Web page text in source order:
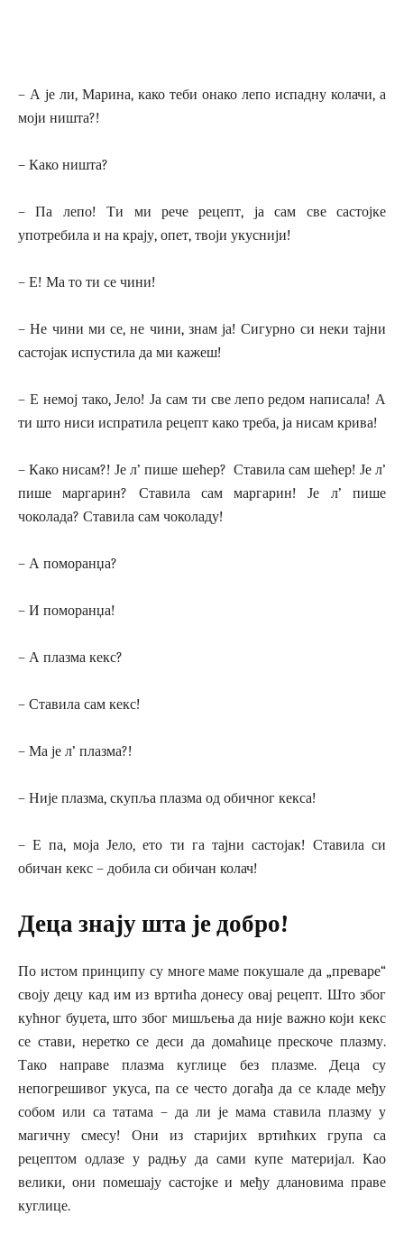
– А је ли, Марина, како теби онако лепо испадну колачи, а
моји ништа?!
– Како ништа?
– Па лепо! Ти ми рече рецепт, ја сам све састојке
употребила и на крају, опет, твоји укуснији!
– Е! Ма то ти се чини!
– Не чини ми се, не чини, знам ја! Сигурно си неки тајни
састојак испустила да ми кажеш!
– Е немој тако, Јело! Ја сам ти све лепо редом написала! А
ти што ниси испратила рецепт како треба, ја нисам крива!
– Како нисам?! Је л’ пише шећер? Ставила сам шећер! Је л’
пише маргарин? Ставила сам маргарин! Је л’ пише
чоколада? Ставила сам чоколаду!
– А поморанџа?
– И поморанџа!
– А плазма кекс?
– Ставила сам кекс!
– Ма је л’ плазма?!
– Није плазма, скупља плазма од обичног кекса!
– Е па, моја Јело, ето ти га тајни састојак! Ставила си
обичан кекс – добила си обичан колач!
Деца знају шта је добро!
По истом принципу су многе маме покушале да „преваре“
своју децу кад им из вртића донесу овај рецепт. Што због
кућног буџета, што због мишљења да није важно који кекс
се стави, неретко се деси да домаћице прескоче плазму.
Тако направе плазма куглице без плазме. Деца су
непогрешивог укуса, па се често догађа да се кладе међу
собом или са татама – да ли је мама ставила плазму у
магичну смесу! Они из старијих вртићких група са
рецептом одлазе у радњу да сами купе материјал. Као
велики, они помешају састојке и међу длановима праве
куглице.